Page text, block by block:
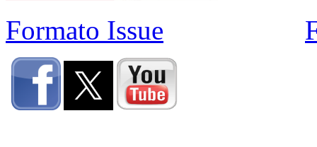
Formato Issue